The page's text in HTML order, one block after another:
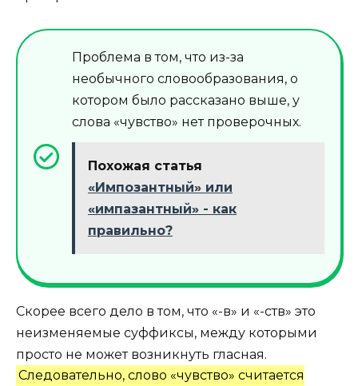
Проблема в том, что из-за
необычного словообразования, о
котором было рассказано выше, у
слова «чувство» нет проверочных.
Похожая статья
«Импозантный» или
«импазантный» - как
правильно?
Скорее всего дело в том, что «-в» и «-ств» это
неизменяемые суффиксы, между которыми
просто не может возникнуть гласная.
Следовательно, слово «чувство» считается